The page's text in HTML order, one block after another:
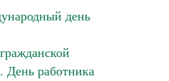
день
День работника